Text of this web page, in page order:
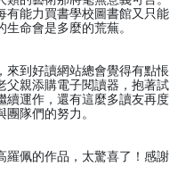
有能力買書學校圖書館又只能
命會是多麼的荒蕪。
來到好讀網站總會覺得有點悵
父親添購電子閱讀器，抱著試
續運作，還有這麼多讀友再度
隊們的努力。
羅佩的作品，太驚喜了！感謝